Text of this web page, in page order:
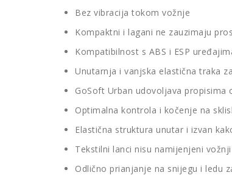
Bez vibracija tokom vožnje
Kompaktni i lagani ne zauzimaju
Kompatibilnost s ABS i ESP
Unutarnja i vanjska elastična traka
GoSoft Urban udovoljava propisima
Optimalna kontrola i kočenje na
Elastična struktura unutar i izvan
Tekstilni lanci nisu namijenjeni
Odlično prianjanje na snijegu i ledu